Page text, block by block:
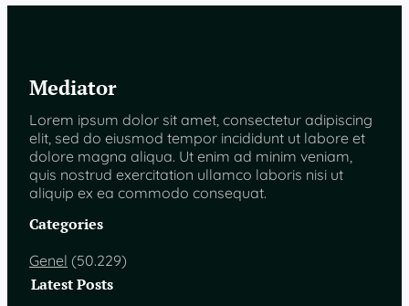
Mediator
Lorem ipsum dolor sit amet, consectetur adipiscing
elit, sed do eiusmod tempor incididunt ut labore et
dolore magna aliqua. Ut enim ad minim veniam,
quis nostrud exercitation ullamco laboris nisi ut
aliquip ex ea commodo consequat.
Categories
Genel (50.229)
Latest Posts